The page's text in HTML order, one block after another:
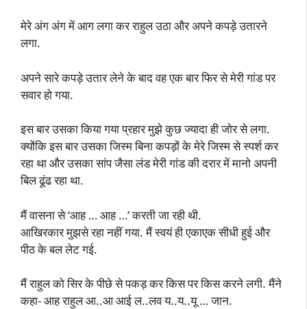
मेरे अंग अंग में आग लगा कर राहुल उठा और अपने कपड़े उतारने
लगा.
अपने सारे कपड़े उतार लेने के बाद वह एक बार फिर से मेरी गांड पर
सवार हो गया.
इस बार उसका किया गया प्रहार मुझे कुछ ज्यादा ही जोर से लगा.
क्योंकि इस बार उसका जिस्म बिना कपड़ों के मेरे जिस्म से स्पर्श कर
रहा था और उसका सांप जैसा लंड मेरी गांड की दरार में मानो अपनी
बिल ढूंढ रहा था.
मैं वासना से ‘आह … आह …’ करती जा रही थी.
आखिरकार मुझसे रहा नहीं गया. मैं स्वयं ही एकाएक सीधी हुई और
पीठ के बल लेट गई.
मैं राहुल को सिर के पीछे से पकड़ कर किस पर किस करने लगी. मैंने
कहा- आह राहुल आ..आ आई ल..लव य..य..यू … जान.